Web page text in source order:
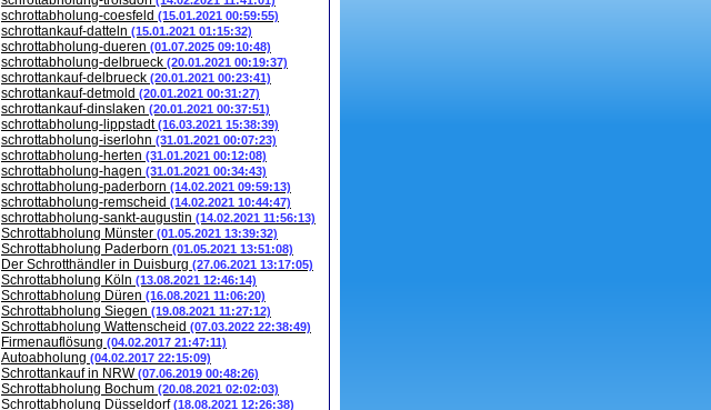
schrottabholung-coesfeld (15.01.2021 00:59:55)
schrottankauf-datteln (15.01.2021 01:15:32)
schrottabholung-dueren (01.07.2025 09:10:48)
schrottabholung-delbrueck (20.01.2021 00:19:37)
schrottankauf-delbrueck (20.01.2021 00:23:41)
schrottankauf-detmold (20.01.2021 00:31:27)
schrottankauf-dinslaken (20.01.2021 00:37:51)
schrottabholung-lippstadt(16.03.2021 15:38:39)
schrottabholung-iserlohn (31.01.2021 00:07:23)
schrottabholung-herten (31.01.2021 00:12:08)
schrottabholung-hagen (31.01.2021 00:34:43)
schrottabholung-paderborn (14.02.2021 09:59:13)
schrottabholung-remscheid (14.02.2021 10:44:47)
schrottabholung-sankt-augustin (14.02.2021 11:56:13)
Schrottabholung Münster (01.05.2021 13:39:32)
Schrottabholung Paderborn (01.05.2021 13:51:08)
Der Schrotthändler in Duisburg (27.06.2021 13:17:05)
Schrottabholung Köln (13.08.2021 12:46:14)
Schrottabholung Düren (16.08.2021 11:06:20)
Schrottabholung Siegen (19.08.2021 11:27:12)
Schrottabholung Wattenscheid (07.03.2022 22:38:49)
Firmenauflösung (04.02.2017 21:47:11)
Autoabholung (04.02.2017 22:15:09)
Schrottankauf in NRW(07.06.2019 00:48:26)
Schrottabholung Bochum (20.08.2021 02:02:03)
Schrottabholung Düsseldorf(18.08.2021 12:26:38)